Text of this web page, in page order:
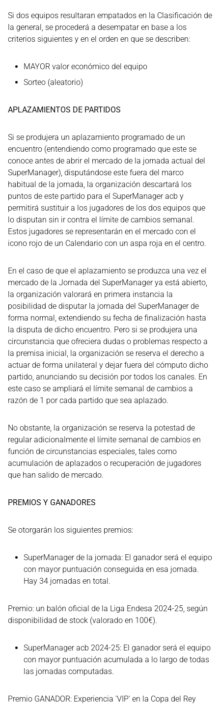
Si dos equipos resultaran empatados en la Clasificación de
la general, se procederá a desempatar en base a los
criterios siguientes y en el orden en que se describen:
MAYOR valor económico del equipo
Sorteo (aleatorio)
APLAZAMIENTOS DE PARTIDOS
Si se produjera un aplazamiento programado de un
encuentro (entendiendo como programado que este se
conoce antes de abrir el mercado de la jornada actual del
SuperManager), disputándose este fuera del marco
habitual de la jornada, la organización descartará los
puntos de este partido para el SuperManager acb y
permitirá sustituir a los jugadores de los dos equipos que
lo disputan sin ir contra el límite de cambios semanal.
Estos jugadores se representarán en el mercado con el
icono rojo de un Calendario con un aspa roja en el centro.
En el caso de que el aplazamiento se produzca una vez el
mercado de la Jornada del SuperManager ya está abierto,
la organización valorará en primera instancia la
posibilidad de disputar la jornada del SuperManager de
forma normal, extendiendo su fecha de finalización hasta
la disputa de dicho encuentro. Pero si se produjera una
circunstancia que ofreciera dudas o problemas respecto a
la premisa inicial, la organización se reserva el derecho a
actuar de forma unilateral y dejar fuera del cómputo dicho
partido, anunciando su decisión por todos los canales. En
este caso se ampliará el límite semanal de cambios a
razón de 1 por cada partido que sea aplazado.
No obstante, la organización se reserva la potestad de
regular adicionalmente el límite semanal de cambios en
función de circunstancias especiales, tales como
acumulación de aplazados o recuperación de jugadores
que han salido de mercado.
PREMIOS Y GANADORES
Se otorgarán los siguientes premios:
SuperManager de la jornada: El ganador será el equipo
con mayor puntuación conseguida en esa jornada.
Hay 34 jornadas en total.
Premio: un balón oficial de la Liga Endesa 2024-25, según
disponibilidad de stock (valorado en 100€).
SuperManager acb 2024-25: El ganador será el equipo
con mayor puntuación acumulada a lo largo de todas
las jornadas computadas.
Premio GANADOR: Experiencia 'VIP' en la Copa del Rey